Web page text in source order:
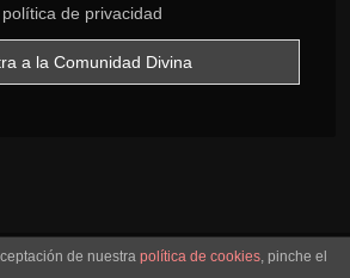
de privacidad
CONCIERTOS CONTACTO
de nuestra política de cookies, pinche el